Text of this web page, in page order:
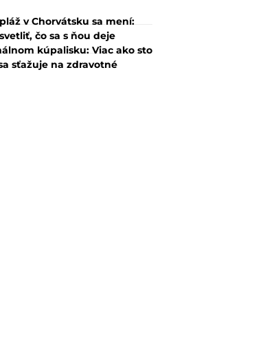
v Chorvátsku sa mení:
čo sa s ňou deje
kúpalisku: Viac ako sto
sťažuje na zdravotné